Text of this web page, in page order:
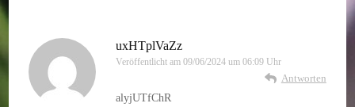
uxHTplVaZz
Veröffentlicht am09/06/2024 um 06:09 Uhr
Antworten
alyjUTfChR